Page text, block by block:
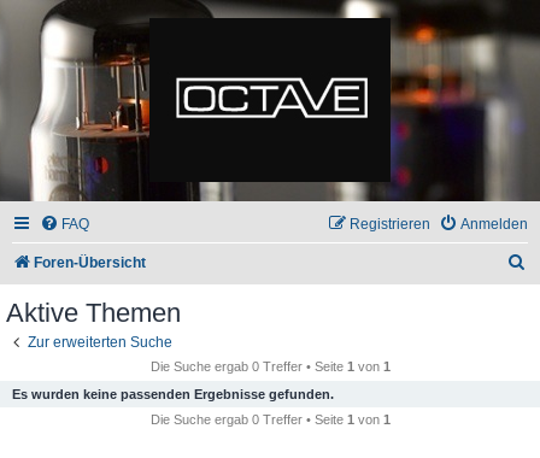
FAQ Anmelden
Registrieren
Foren-Übersicht
Aktive Themen
Zur erweiterten Suche
Die Suche ergab 0 Treffer • Seite 1von 1
Es wurden keine passenden Ergebnisse gefunden.
Die Suche ergab 0 Treffer • Seite 1von 1